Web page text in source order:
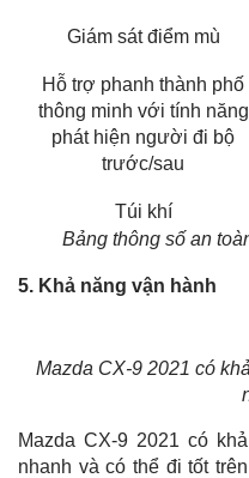
Giám sát điểm mù
Hỗ trợ phanh thành phố
thông minh với tính năng
phát hiện người đi bộ
trước/sau
Túi khí
Bảng thông số an
5. Khả năng vận hành
Mazda CX-9 2021 có
Mazda CX-9 2021 có
nhanh và có thể đi tốt